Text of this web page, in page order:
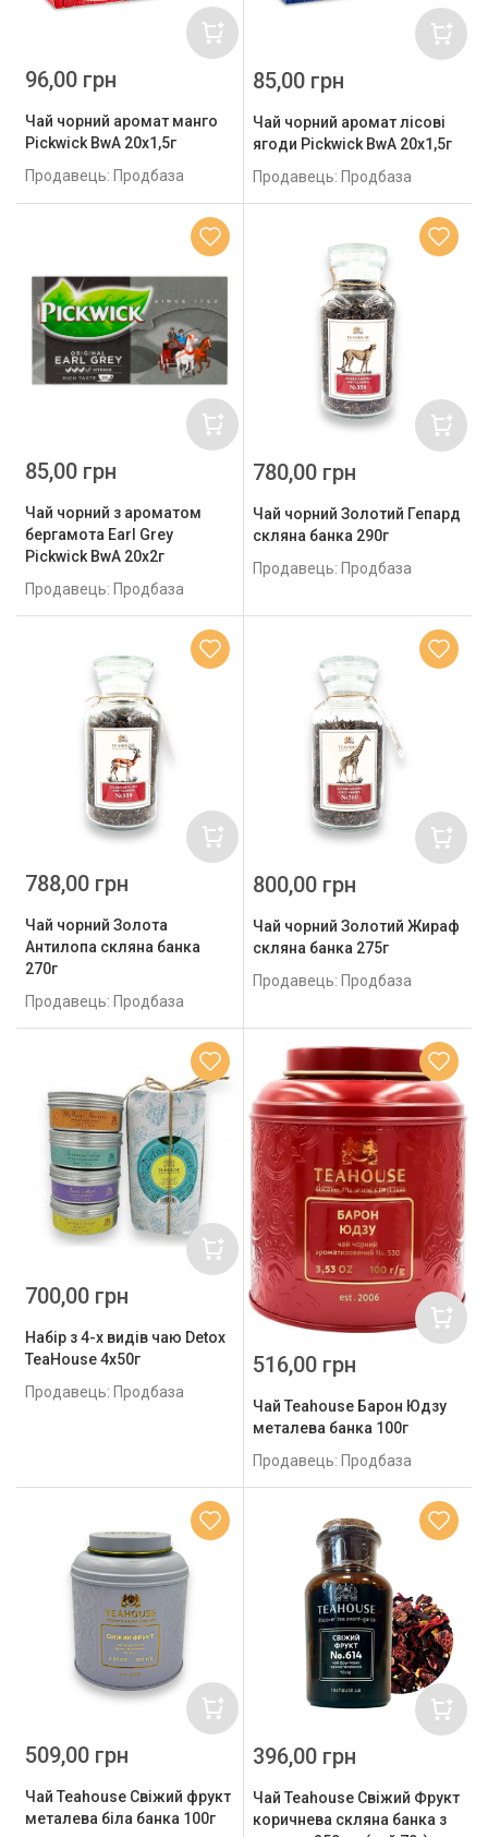
Чай чорний аромат манго
Pickwick BwA 20x1,5г
Продавець: Продбаза
96,00 грн
Чай чорний аромат лісові
ягоди Pickwick BwA 20x1,5г
Продавець: Продбаза
85,00 грн
Чай чорний з ароматом
бергамота Earl Grey
Pickwick BwA 20x2г
Продавець: Продбаза
85,00 грн
Чай чорний Золотий Гепард
скляна банка 290г
Продавець: Продбаза
780,00 грн
Чай чорний Золота
Антилопа скляна банка
270г
Продавець: Продбаза
788,00 грн
Чай чорний Золотий Жираф
скляна банка 275г
Продавець: Продбаза
800,00 грн
Набір з 4-х видів чаю Detox
TeaHouse 4х50г
Продавець: Продбаза
700,00 грн
Чай Teahouse Барон Юдзу
металева банка 100г
Продавець: Продбаза
516,00 грн
Чай Teahouse Свіжий фрукт
металева біла банка 100г
509,00 грн
Чай Teahouse Свіжий Фрукт
коричнева скляна банка з
396,00 грн